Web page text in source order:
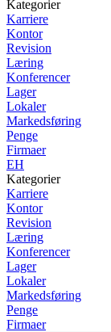
Kategorier
Karriere
Kontor
Revision
Læring
Konferencer
Lager
Lokaler
Markedsføring
Penge
Firmaer
EH
Kategorier
Karriere
Kontor
Revision
Læring
Konferencer
Lager
Lokaler
Markedsføring
Penge
Firmaer